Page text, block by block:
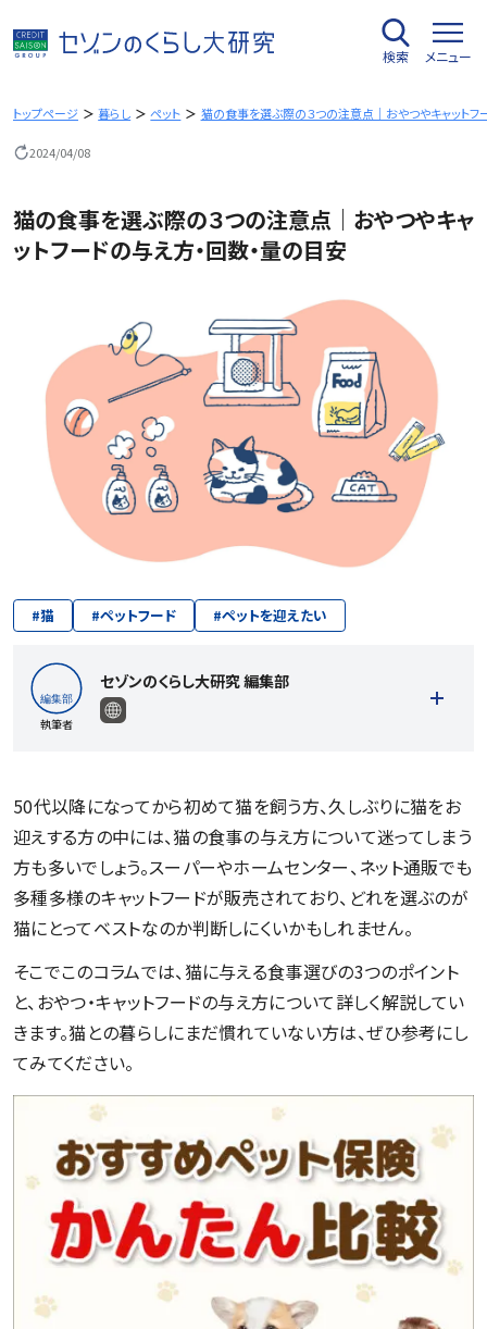
容
を
キ
検索 メニュー
トップページ 暮らし ペット 猫の食事を選ぶ際の３つの注意点｜おやつやキャットフ
2024/04/08
猫の食事を選ぶ際の３つの注意点｜おやつやキャ
ットフードの与え方・回数・量の目安
#猫 #ペットフード #ペットを迎えたい
執筆者
セゾンのくらし大研究 編集部
記事一覧を見る
50代以降になってから初めて猫を飼う方、久しぶりに猫をお
迎えする方の中には、猫の食事の与え方について迷ってしまう
方も多いでしょう。スーパーやホームセンター、ネット通販でも
多種多様のキャットフードが販売されており、どれを選ぶのが
猫にとってベストなのか判断しにくいかもしれません。
そこでこのコラムでは、猫に与える食事選びの3つのポイント
と、おやつ・キャットフードの与え方について詳しく解説してい
きます。猫との暮らしにまだ慣れていない方は、ぜひ参考にし
てみてください。